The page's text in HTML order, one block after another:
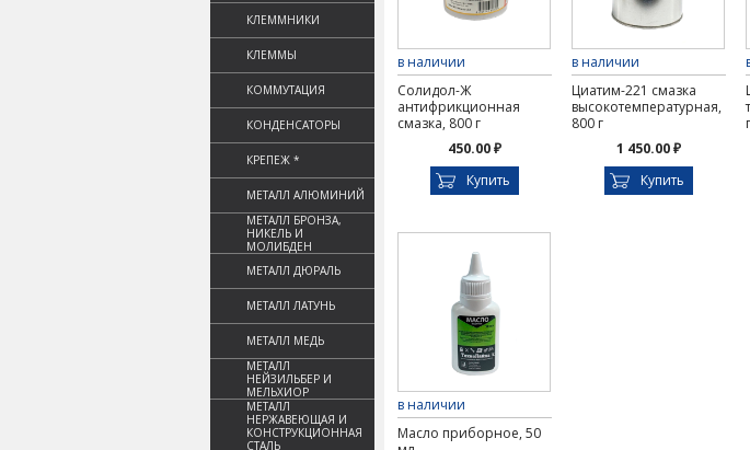
КЛЕММНИКИ
КЛЕММЫ
КОММУТАЦИЯ
КОНДЕНСАТОРЫ
КРЕПЕЖ *
МЕТАЛЛ АЛЮМИНИЙ
МЕТАЛЛ БРОНЗА,
НИКЕЛЬ И
МОЛИБДЕН
МЕТАЛЛ ДЮРАЛЬ
МЕТАЛЛ ЛАТУНЬ
МЕТАЛЛ МЕДЬ
МЕТАЛЛ
НЕЙЗИЛЬБЕР И
МЕЛЬХИОР
МЕТАЛЛ
НЕРЖАВЕЮЩАЯ И
КОНСТРУКЦИОННАЯ
СТАЛЬ
в наличии
Солидол-Ж
антифрикционная
смазка, 800 г
450.00 ₽
Купить
в наличии
Циатим-221 смазка
высокотемпературная,
800 г
1 450.00 ₽
Купить
г
в наличии
Масло приборное, 50